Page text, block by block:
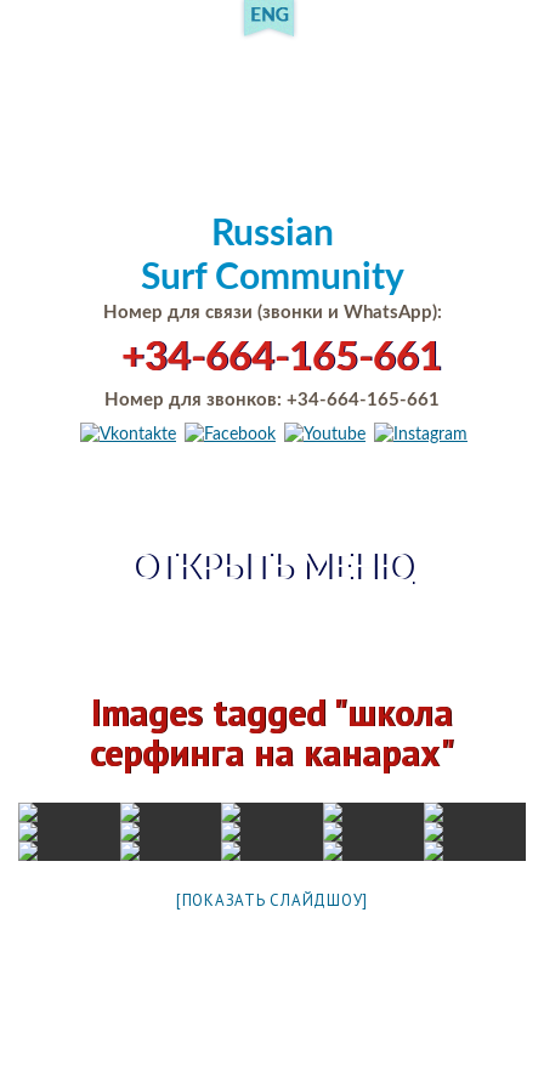
Russian
Surf Community
Номер для связи (звонки и WhatsApp):
+34-664-165-661
Номер для звонков: +34-664-165-661
ОТКРЫТЬ МЕНЮ
Images tagged "школа
серфинга на канарах"
[ПОКАЗАТЬ СЛАЙДШОУ]